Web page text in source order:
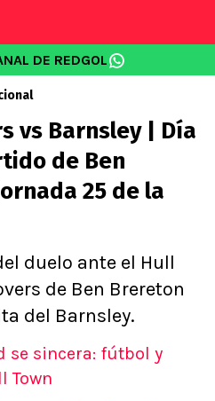
DE REDGOL
vs Barnsley | Día
de Ben
25 de la
duelo ante el Hull
de Ben Brereton
del Barnsley.
se sincera: fútbol y
Town